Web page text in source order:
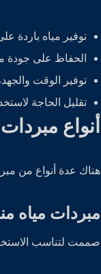
توفير مياه باردة
الحفاظ على جودة
توفير الوقت
تقليل الحاجة
أنواع
هناك عدة أنواع من
مبردات مياه
صممت لتناسب